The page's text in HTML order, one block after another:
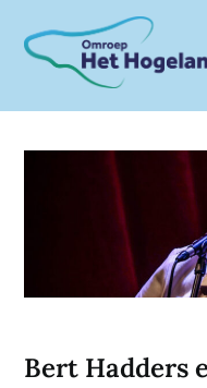
content
Bert Hadders